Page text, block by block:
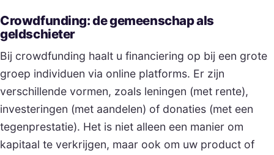
Crowdfunding: de gemeenschap als
geldschieter
Bij crowdfunding haalt u financiering op bij een grote
groep individuen via online platforms. Er zijn
verschillende vormen, zoals leningen (met rente),
investeringen (met aandelen) of donaties (met een
tegenprestatie). Het is niet alleen een manier om
kapitaal te verkrijgen, maar ook om uw product of